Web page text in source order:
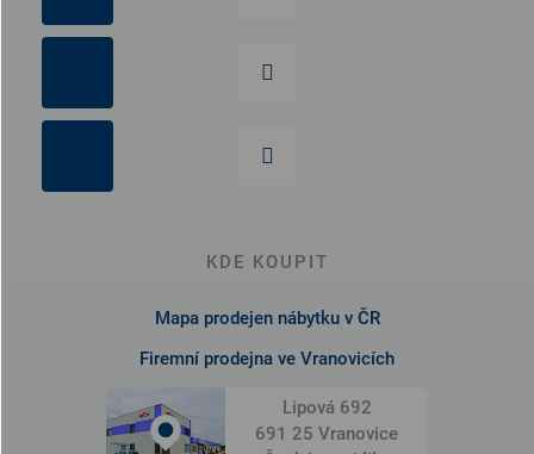
KDE KOUPIT
Mapa prodejen nábytku v ČR
Firemní prodejna ve Vranovicích
Lipová 692
691 25 Vranovice